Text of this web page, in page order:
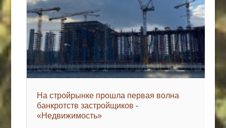
На стройрынке прошла первая волна
банкротств застройщиков -
«Недвижимость»